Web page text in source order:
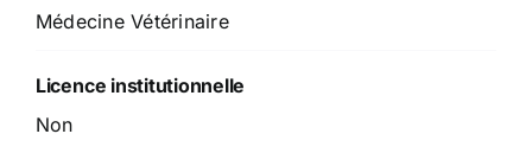
Médecine Vétérinaire
Licence institutionnelle
Non